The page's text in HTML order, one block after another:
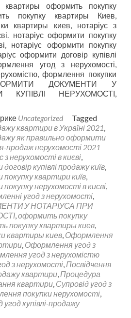
квартиры оформить покупку
покупку квартиры Киев,
квартиры киев, нотаріус з
нотаріус оформити покупку
нотаріус оформити покупку
оформити договір купівлі
угод з нерухомості,
формлення покупки
ДОКУМЕНТИ У
КУПІВЛІ НЕРУХОМОСТІ,
Uncategorized
Tagged
квартири в Україні 2021
як правильно оформити
продаж нерухомості 2021
з нерухомості в києві
купівлі продажу київ
квартири київ
нерухомості в києві
угод з нерухомості
У НОТАРІУСА ПРИ
оформить покупку
покупку квартиры киев
квартиры киев Оформлення
Оформлення угод з
угод з нерухомістю
з нерухомості Посвідчення
квартири Процедура
квартири Супровід угод з
покупки нерухомості
купівлі-продажу